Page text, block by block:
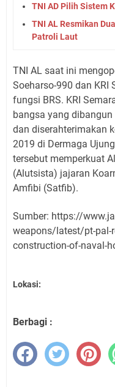
TNI AD Pilih Sistem
TNI AL Resmikan
Patroli Laut
TNI AL saat ini
Soeharso-990 dan KRI
fungsi BRS. KRI
bangsa yang dibangun
dan diserahterimakan
2019 di Dermaga
tersebut memperkuat
(Alutsista) jajaran
Amfibi (Satfib).
Sumber: https://
weapons/latest/pt-pal-
construction-of-naval-
Lokasi:
Berbagi :